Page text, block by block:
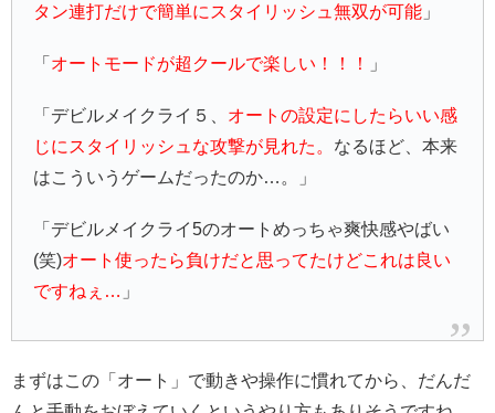
タン連打だけで簡単にスタイリッシュ無双が可能 」
「 オートモードが超クールで楽しい！！！ 」
「デビルメイクライ５、 オートの設定にしたらいい感
じにスタイリッシュな攻撃が見れた。 なるほど、本来
はこういうゲームだったのか…。」
「デビルメイクライ5のオートめっちゃ爽快感やばい
(笑)オート使ったら負けだと思ってたけどこれは良い
ですねぇ… 」
まずはこの「オート」で動きや操作に慣れてから、だんだ